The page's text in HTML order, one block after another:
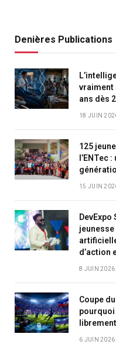
Denières Publications
vraiment
ans dès
18 JUIN
125
l’ENTec
15 JUIN
DevExpo
d’action
8 JUIN 2026
Coupe
pourquoi
6 JUIN 2026